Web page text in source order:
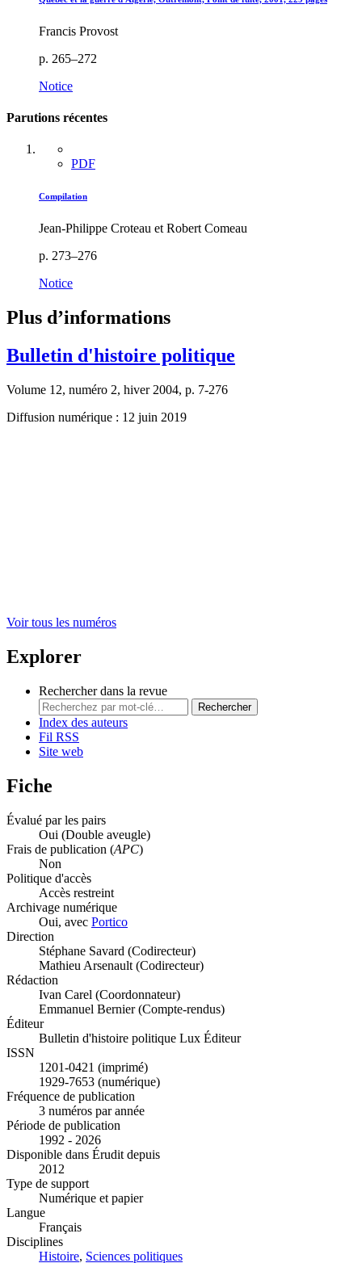
Francis Provost
p. 265–272
Notice
Parutions récentes
PDF
Compilation
Jean-Philippe Croteau et Robert Comeau
p. 273–276
Notice
Plus d’informations
Bulletin d'histoire politique
Volume 12, numéro 2, hiver 2004, p. 7-276
Diffusion numérique : 12 juin 2019
Voir tous les numéros
Explorer
Rechercher dans la revue
Rechercher
Index des auteurs
Fil RSS
Site web
Fiche
Évalué par les pairs
Oui (Double aveugle)
Frais de publication (APC)
Non
Politique d'accès
Accès restreint
Archivage numérique
Oui, avec Portico
Direction
Stéphane Savard (Codirecteur)
Mathieu Arsenault (Codirecteur)
Rédaction
Ivan Carel (Coordonnateur)
Emmanuel Bernier (Compte-rendus)
Éditeur
Bulletin d'histoire politique Lux Éditeur
ISSN
1201-0421 (imprimé)
1929-7653 (numérique)
Fréquence de publication
3 numéros par année
Période de publication
1992 - 2026
Disponible dans Érudit depuis
2012
Type de support
Numérique et papier
Langue
Français
Disciplines
Histoire, Sciences politiques